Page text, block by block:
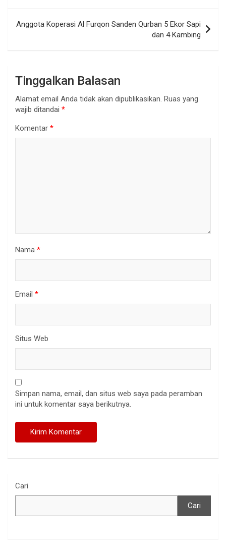
Anggota Koperasi Al Furqon Sanden Qurban 5 Ekor Sapi
dan 4 Kambing
Tinggalkan Balasan
Alamat email Anda tidak akan dipublikasikan. Ruas yang
wajib ditandai *
Komentar *
Nama *
Email *
Situs Web
Simpan nama, email, dan situs web saya pada peramban
ini untuk komentar saya berikutnya.
Cari
Cari